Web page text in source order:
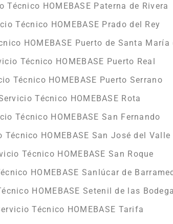
Técnico HOMEBASE Paterna de Rivera
Técnico HOMEBASE Prado del Rey
HOMEBASE Puerto de Santa María
Técnico HOMEBASE Puerto Real
Técnico HOMEBASE Puerto Serrano
Técnico HOMEBASE Rota
Técnico HOMEBASE San Fernando
Técnico HOMEBASE San José del Valle
Técnico HOMEBASE San Roque
HOMEBASE Sanlúcar de
HOMEBASE Setenil de las
Técnico HOMEBASE Tarifa